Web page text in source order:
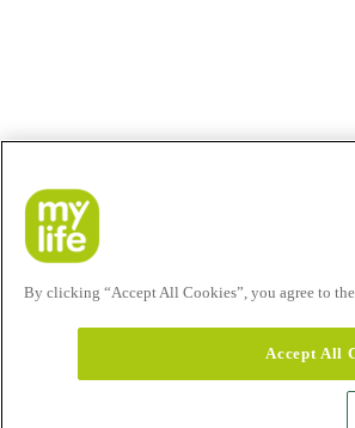
By clicking “Accept All Cookies”, you agree to
Accept All